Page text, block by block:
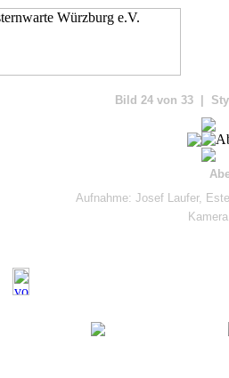
Bild 24 von 33 |
Aufnahme: Josef Laufer,